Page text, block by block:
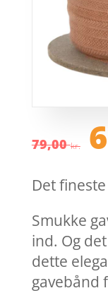
79,00kr.
Det
Smukke
ind. Og
dette
gavebånd